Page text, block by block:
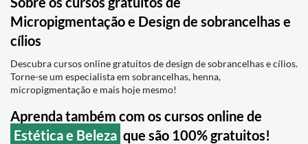
Micropigmentação e Design de sobrancelhas e
cílios
Descubra cursos online gratuitos de design de sobrancelhas e cílios.
Torne-se um especialista em sobrancelhas, henna,
micropigmentação e mais hoje mesmo!
Aprenda também com os cursos online de
Estética e Beleza que são 100% gratuitos!